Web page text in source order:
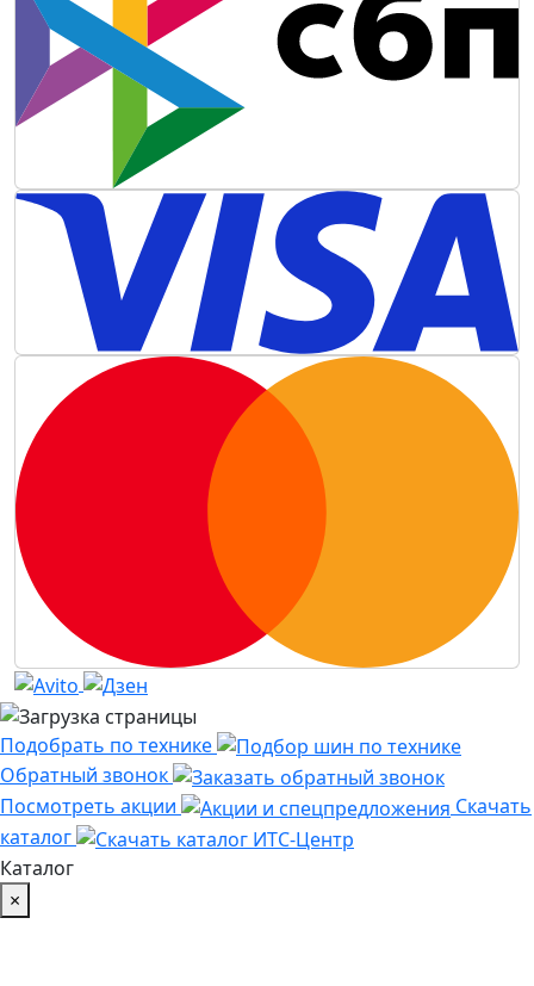
Подобрать по технике
Обратный звонок
Посмотреть акции
Скачать
каталог
Каталог
×